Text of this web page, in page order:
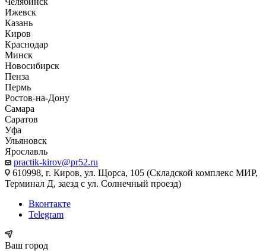
Ижевск
Казань
Киров
Краснодар
Минск
Новосибирск
Пенза
Пермь
Ростов-на-Дону
Самара
Саратов
Уфа
Ульяновск
Ярославль
practik-kirov@pr52.ru
610998, г. Киров, ул. Щорса, 105 (Складской комплекс МИР,
Терминал Д, заезд с ул. Солнечный проезд)
Вконтакте
Telegram
Ваш город